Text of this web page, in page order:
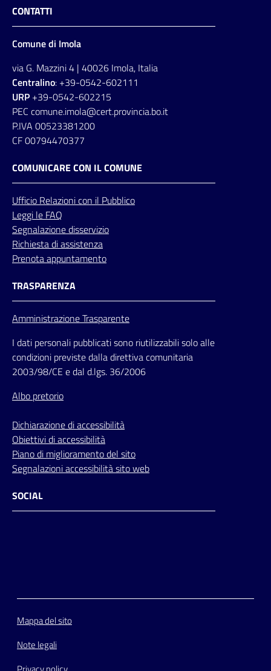
CONTATTI
Comune di Imola
via G. Mazzini 4 | 40026 Imola, Italia
Centralino: +39-0542-602111
URP +39-0542-602215
PEC comune.imola@cert.provincia.bo.it
P.IVA 00523381200
CF 00794470377
COMUNICARE CON IL COMUNE
Ufficio Relazionicon il Pubblico
Leggi le FAQ
Segnalazione disservizio
Richiesta di assistenza
Prenota appuntamento
TRASPARENZA
Amministrazione Trasparente
I dati personali pubblicati sono riutilizzabili solo alle
condizioni previste dalla direttiva comunitaria
2003/98/CE e dal d.lgs. 36/2006
Albo pretorio
Dichiarazione di accessibilità
Obiettivi di accessibilità
Piano di miglioramento del sito
Segnalazioni accessibilità sito web
SOCIAL
Mappa del sito
Note legali